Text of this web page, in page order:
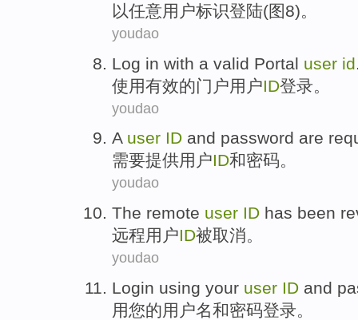
以任意用户标识登陆(图8)。
youdao
Log in with a valid Portal user id
使用有效的门户用户ID登录 。
youdao
A user ID and password are
需要提供用户ID和密码。
youdao
The remote user ID has been
远程用户ID被取消。
youdao
Login using your user ID and
用您的用户名和密码登录。